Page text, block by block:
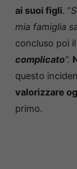
ai suoi figli. “
mia famiglia
concluso poi
complicato“.
questo
valorizzare
primo.